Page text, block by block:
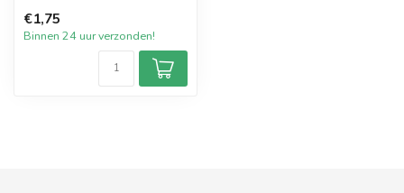
kleurstoffen z...
€1,75
Binnen 24 uur verzonden!